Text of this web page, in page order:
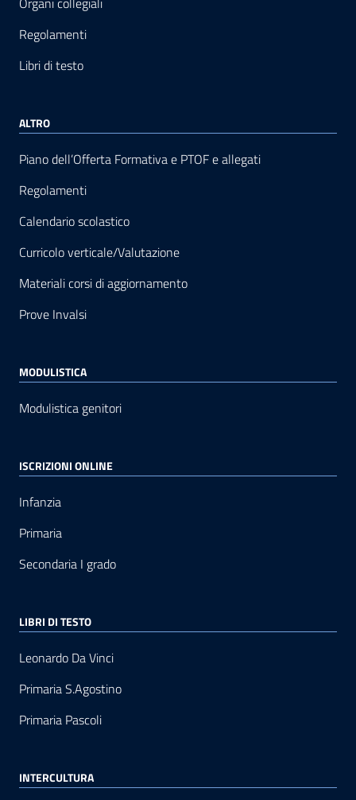
Regolamenti
Libri di testo
ALTRO
Piano dell’Offerta Formativa e PTOF e allegati
Regolamenti
Calendario scolastico
Curricolo verticale/Valutazione
Materiali corsi di aggiornamento
Prove Invalsi
MODULISTICA
Modulistica genitori
ISCRIZIONI ONLINE
Infanzia
Primaria
Secondaria I grado
LIBRI DI TESTO
Leonardo Da Vinci
Primaria S.Agostino
Primaria Pascoli
INTERCULTURA